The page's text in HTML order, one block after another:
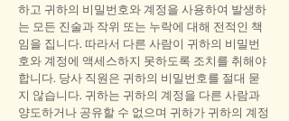
하고 귀하의 비밀번호와 계정을 사용하여 발생하
는 모든 진술과 작위 또는 누락에 대해 전적인 책
임을 집니다. 따라서 다른 사람이 귀하의 비밀번
호와 계정에 액세스하지 못하도록 조치를 취해야
합니다. 당사 직원은 귀하의 비밀번호를 절대 묻
지 않습니다. 귀하는 귀하의 계정을 다른 사람과
양도하거나 공유할 수 없으며 귀하가 귀하의 계정